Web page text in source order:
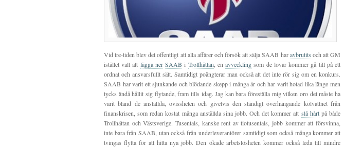
Vid tre-tiden blev det offentligt att alla affärer och försök att sälja SAAB haravbrutits och att GM
istället valt att lägga ner SAAB i Trollhättan , enavveckling som de lovar kommer gå till på ett
ordnat och ansvarsfullt sätt. Samtidigt poängterar man också att det inte rör sig om en konkurs.
SAAB har varit ett sjunkande och blödande skepp i många år och har varit hotad lika länge men
tycks ändå hållit sig flytande, fram tills idag. Jag kan bara föreställa mig vilken oro det måste ha
varit bland de anställda, ovissheten och givetvis den ständigt överhängande kölvattnet från
finanskrisen, som redan kostat många anställda sina jobb. Och det kommer att slå hårtpå både
Trollhättan och Västsverige. Tusentals, kanske rent av tiotusentals, jobb kommer att försvinna,
inte bara från SAAB, utan också från underleverantörer samtidigt som också många kommer att
tvingas flytta för att hitta nya jobb. Den ökade arbetslösheten kommer också leda till mindre